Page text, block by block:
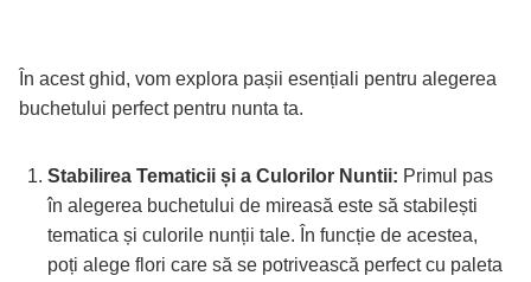
În acest ghid, vom explora pașii esențiali pentru alegerea
buchetului perfect pentru nunta ta.
Stabilirea Tematicii și a Culorilor Nuntii: Primul pas
în alegerea buchetului de mireasă este să stabilești
tematica și culorile nunții tale. În funcție de acestea,
poți alege flori care să se potrivească perfect cu paleta